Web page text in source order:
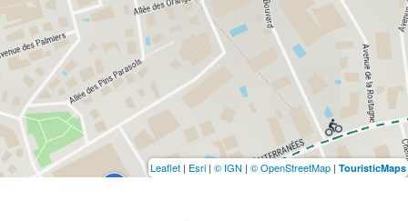
Leaflet | Esri | © IGN | © OpenStreetMap | TouristicMaps